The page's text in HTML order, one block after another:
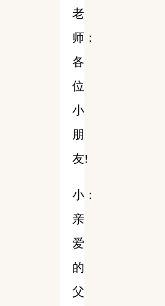
老
师：
各
位
小
朋
友!
小：
亲
爱
的
父